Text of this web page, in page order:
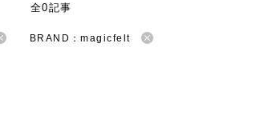
全0記事
BRAND：magicfelt